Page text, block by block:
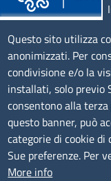
Piazza Sallustio, 21 -
EMAIL:
C.F.: 01484460587
P.Iva: 01000211001
SERVIZIO
Questo sito utilizza
anonimizzati. Per
condivisione e/o la
installati, solo previo
consentono alla
questo banner, può
categorie di cookie di
Sue preferenze. Per
More info